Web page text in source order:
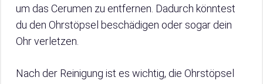
um das Cerumen zu entfernen. Dadurch könntest
du den Ohrstöpsel beschädigen oder sogar dein
Ohr verletzen.
Nach der Reinigung ist es wichtig, die Ohrstöpsel